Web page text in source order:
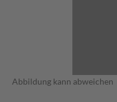
Abbildung kann abweichen